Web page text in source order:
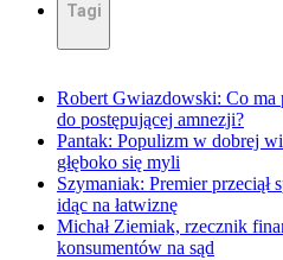
Tagi
Robert Gwiazdowski: Co ma
do postępującej amnezji?
Pantak: Populizm w dobrej
głęboko się myli
Szymaniak: Premier przeciął
idąc na łatwiznę
Michał Ziemiak, rzecznik
konsumentów na sąd